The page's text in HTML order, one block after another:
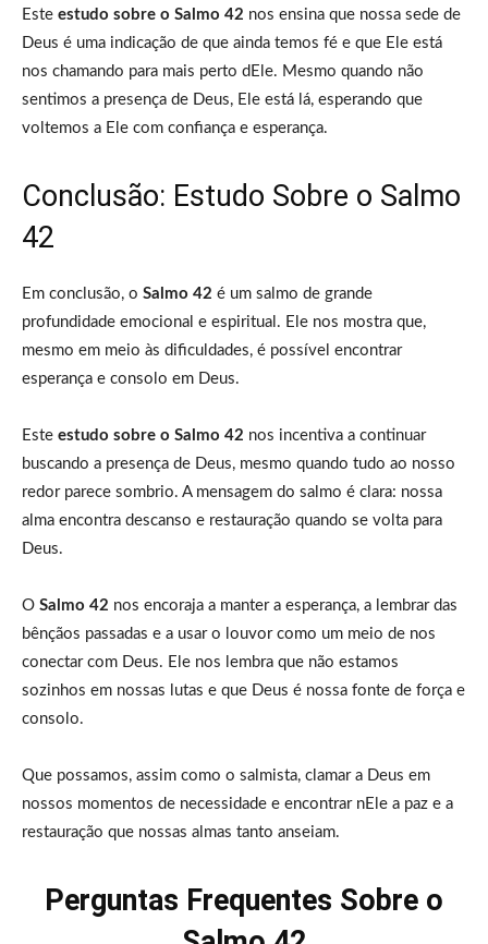
Este estudo sobre o Salmo 42 nos ensina que nossa sede de
Deus é uma indicação de que ainda temos fé e que Ele está
nos chamando para mais perto dEle. Mesmo quando não
sentimos a presença de Deus, Ele está lá, esperando que
voltemos a Ele com confiança e esperança.
Conclusão: Estudo Sobre o Salmo
42
Em conclusão, o Salmo 42 é um salmo de grande
profundidade emocional e espiritual. Ele nos mostra que,
mesmo em meio às dificuldades, é possível encontrar
esperança e consolo em Deus.
Este estudo sobre o Salmo 42 nos incentiva a continuar
buscando a presença de Deus, mesmo quando tudo ao nosso
redor parece sombrio. A mensagem do salmo é clara: nossa
alma encontra descanso e restauração quando se volta para
Deus.
O Salmo 42 nos encoraja a manter a esperança, a lembrar das
bênçãos passadas e a usar o louvor como um meio de nos
conectar com Deus. Ele nos lembra que não estamos
sozinhos em nossas lutas e que Deus é nossa fonte de força e
consolo.
Que possamos, assim como o salmista, clamar a Deus em
nossos momentos de necessidade e encontrar nEle a paz e a
restauração que nossas almas tanto anseiam.
Perguntas Frequentes Sobre o